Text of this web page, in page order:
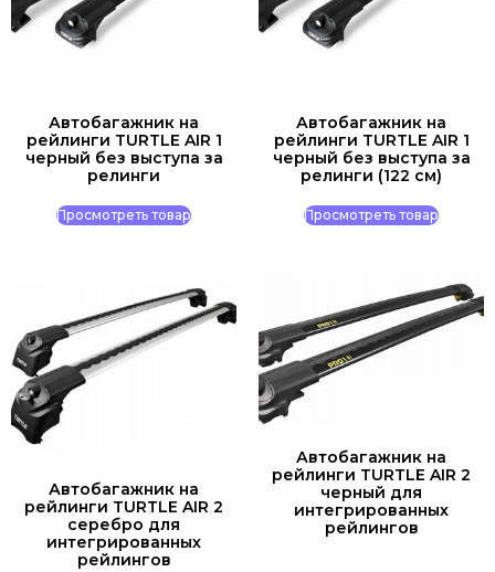
Автобагажник на
рейлинги TURTLE AIR 1
черный без выступа за
релинги
Просмотреть товар
Автобагажник на
рейлинги TURTLE AIR 1
черный без выступа за
релинги (122 см)
Просмотреть товар
Автобагажник на
рейлинги TURTLE AIR 2
серебро для
интегрированных
рейлингов
Автобагажник на
рейлинги TURTLE AIR 2
черный для
интегрированных
рейлингов